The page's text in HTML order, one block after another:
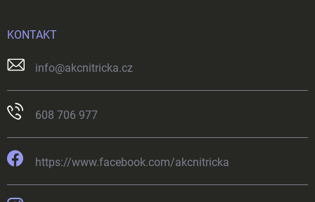
KONTAKT
info@akcnitricka.cz
608 706 977
https://www.facebook.com/akcnitricka